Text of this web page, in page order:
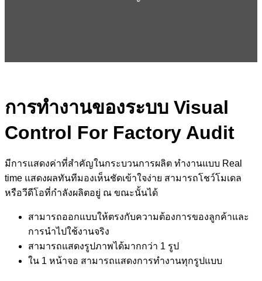
การทำงานของระบบ Visual
Control For Factory Audit
มีการแสดงค่าที่สำคัญในกระบวนการผลิต ทำงานแบบ Real
time แสดงผลทันทีมองเห็นชัดเข้าใจง่าย สามารถโชว์โมเดล
หรือวีดีโอที่กำลังผลิตอยู่ ณ ขณะนั้นได้
สามารถออกแบบให้ตรงกับความต้องการของลูกค้าและ
การนำไปใช้งานจริง
สามารถแสดงรูปภาพได้มากกว่า 1 รูป
ใน 1 หน้าจอ สามารถแสดงการทำงานทุกรูปแบบ